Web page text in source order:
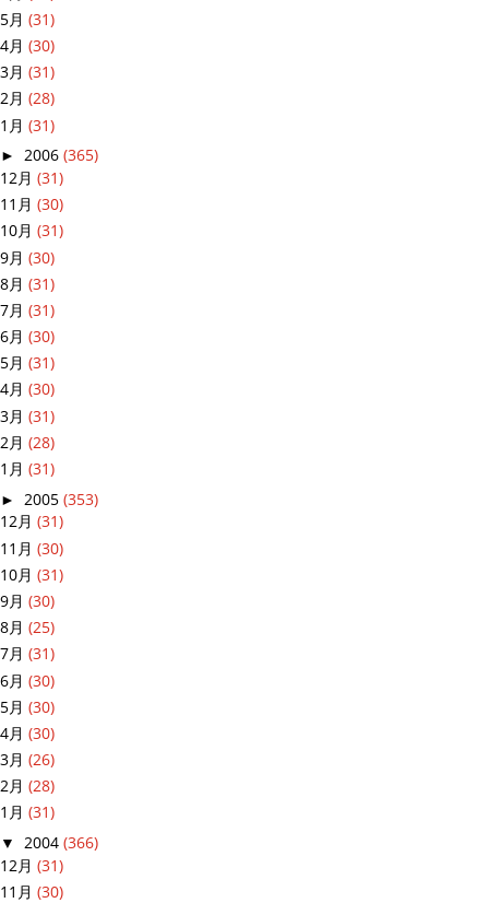
5月 (31)
4月 (30)
3月 (31)
2月 (28)
1月 (31)
► 2006 (365)
12月 (31)
11月 (30)
10月 (31)
9月 (30)
8月 (31)
7月 (31)
6月 (30)
5月 (31)
4月 (30)
3月 (31)
2月 (28)
1月 (31)
► 2005 (353)
12月 (31)
11月 (30)
10月 (31)
9月 (30)
8月 (25)
7月 (31)
6月 (30)
5月 (30)
4月 (30)
3月 (26)
2月 (28)
1月 (31)
▼ 2004 (366)
12月 (31)
11月 (30)